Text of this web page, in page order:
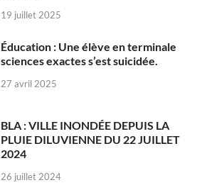
19 juillet 2025
Éducation : Une élève en terminale
sciences exactes s’est suicidée.
27 avril 2025
BLA : VILLE INONDÉE DEPUIS LA
PLUIE DILUVIENNE DU 22 JUILLET
2024
26 juillet 2024